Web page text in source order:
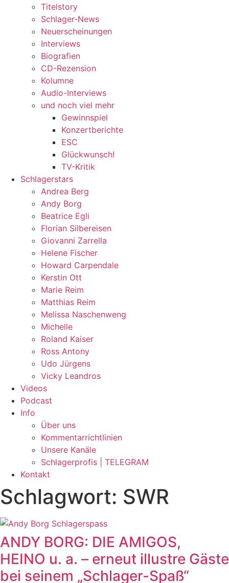
Titelstory
Schlager-News
Neuerscheinungen
Interviews
Biografien
CD-Rezension
Kolumne
Audio-Interviews
und noch viel mehr
Gewinnspiel
Konzertberichte
ESC
Glückwunsch!
TV-Kritik
Schlagerstars
Andrea Berg
Andy Borg
Beatrice Egli
Florian Silbereisen
Giovanni Zarrella
Helene Fischer
Howard Carpendale
Kerstin Ott
Marie Reim
Matthias Reim
Melissa Naschenweng
Michelle
Roland Kaiser
Ross Antony
Udo Jürgens
Vicky Leandros
Videos
Podcast
Info
Über uns
Kommentarrichtlinien
Unsere Kanäle
Schlagerprofis | TELEGRAM
Kontakt
Schlagwort: SWR
ANDY BORG: DIE AMIGOS,
HEINO u. a. – erneut illustre Gäste
bei seinem „Schlager-Spaß“